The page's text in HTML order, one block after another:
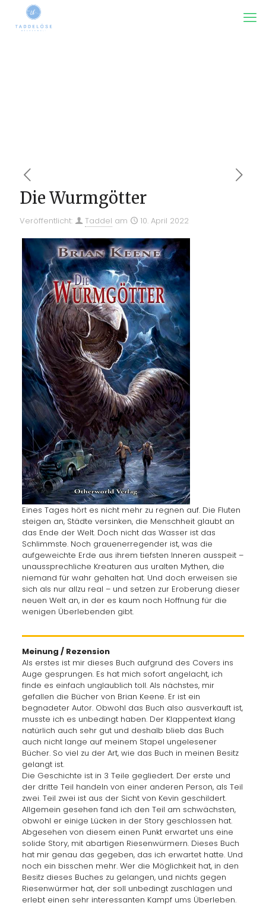
Die Wurmgötter
Veröffentlicht: Taddel am 10. April 2022
Eines Tages hört es nicht mehr zu regnen auf. Die Fluten
steigen an, Städte versinken, die Menschheit glaubt an
das Ende der Welt. Doch nicht das Wasser ist das
Schlimmste. Noch grauenerregender ist, was die
aufgeweichte Erde aus ihrem tiefsten Inneren ausspeit –
unaussprechliche Kreaturen aus uralten Mythen, die
niemand für wahr gehalten hat. Und doch erweisen sie
sich als nur allzu real – und setzen zur Eroberung dieser
neuen Welt an, in der es kaum noch Hoffnung für die
wenigen Überlebenden gibt.
Meinung / Rezension
Als erstes ist mir dieses Buch aufgrund des Covers ins
Auge gesprungen. Es hat mich sofort angelacht, ich
finde es einfach unglaublich toll. Als nächstes, mir
gefallen die Bücher von Brian Keene. Er ist ein
begnadeter Autor. Obwohl das Buch also ausverkauft ist,
musste ich es unbedingt haben. Der Klappentext klang
natürlich auch sehr gut und deshalb blieb das Buch
auch nicht lange auf meinem Stapel ungelesener
Bücher. So viel zu der Art, wie das Buch in meinen Besitz
gelangt ist.
Die Geschichte ist in 3 Teile gegliedert. Der erste und
der dritte Teil handeln von einer anderen Person, als Teil
zwei. Teil zwei ist aus der Sicht von Kevin geschildert.
Allgemein gesehen fand ich den Teil am schwächsten,
obwohl er einige Lücken in der Story geschlossen hat.
Abgesehen von diesem einen Punkt erwartet uns eine
solide Story, mit abartigen Riesenwürmern. Dieses Buch
hat mir genau das gegeben, das ich erwartet hatte. Und
noch ein bisschen mehr. Wer die Möglichkeit hat, in den
Besitz dieses Buches zu gelangen, und nichts gegen
Riesenwürmer hat, der soll unbedingt zuschlagen und
erlebt einen sehr interessanten Kampf ums Überleben.